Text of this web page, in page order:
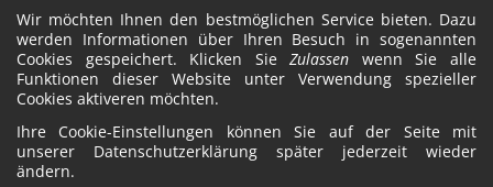
Wir möchten Ihnen den bestmöglichen Service bieten. Dazu
werden Informationen über Ihren Besuch in sogenannten
Cookies gespeichert. Klicken SieZulassen wenn Sie alle
Funktionen dieser Website unter Verwendung spezieller
Cookies aktiveren möchten.
Ihre Cookie-Einstellungen können Sie auf der Seite mit
unserer Datenschutzerklärung später jederzeit wieder
ändern.